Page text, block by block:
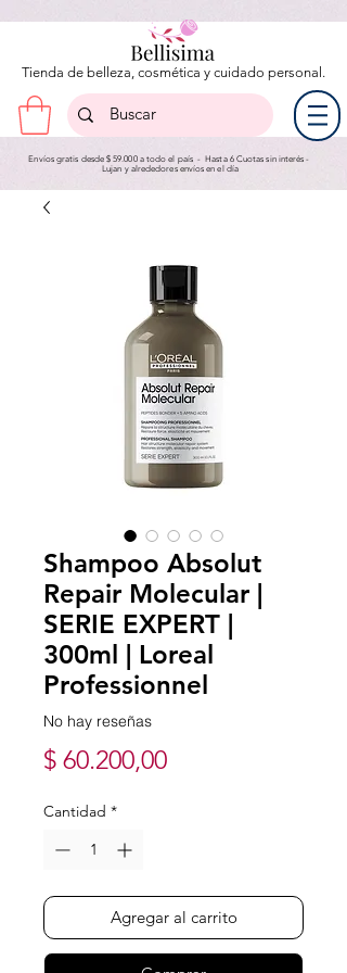
Tienda de belleza, cosmética y cuidado personal.
Envíos gratis desde $ 59.000 a todo el país - Hasta 6 Cuotas sin interés -
Lujan y alrededores envíos en el día
Shampoo Absolut
Repair Molecular |
SERIE EXPERT |
300ml | Loreal
Professionnel
No hay reseñas
$ 60.200,00Precio
Cantidad *
Agregar al carrito